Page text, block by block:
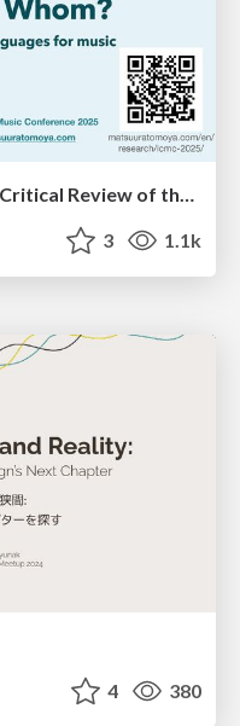
Hiding What from Whom? A Critical Review of the History of Programming languages for Music
3 1.1k
4 380